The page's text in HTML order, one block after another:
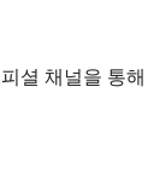
셜 채널을 통